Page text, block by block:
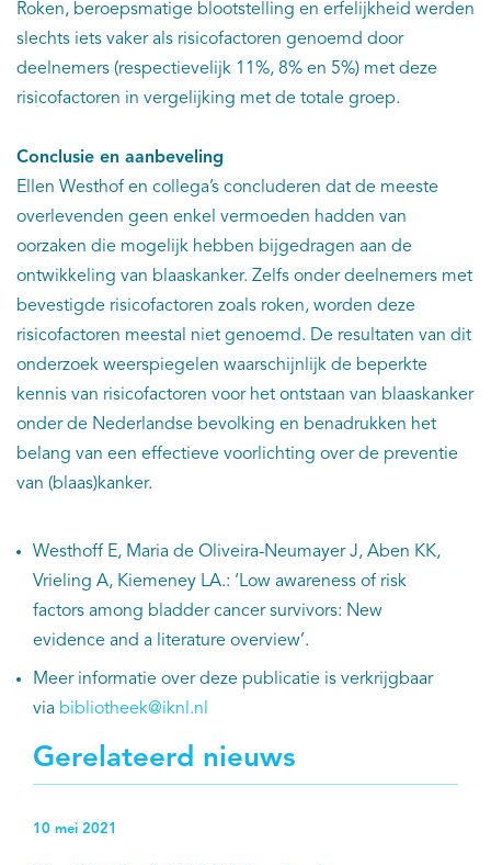
Roken, beroepsmatige blootstelling en erfelijkheid werden
slechts iets vaker als risicofactoren genoemd door
deelnemers (respectievelijk 11%, 8% en 5%) met deze
risicofactoren in vergelijking met de totale groep.
Conclusie en aanbeveling
Ellen Westhof en collega’s concluderen dat de meeste
overlevenden geen enkel vermoeden hadden van
oorzaken die mogelijk hebben bijgedragen aan de
ontwikkeling van blaaskanker. Zelfs onder deelnemers met
bevestigde risicofactoren zoals roken, worden deze
risicofactoren meestal niet genoemd. De resultaten van dit
onderzoek weerspiegelen waarschijnlijk de beperkte
kennis van risicofactoren voor het ontstaan van blaaskanker
onder de Nederlandse bevolking en benadrukken het
belang van een effectieve voorlichting over de preventie
van (blaas)kanker.
Westhoff E, Maria de Oliveira-Neumayer J, Aben KK,
Vrieling A, Kiemeney LA.: ‘Low awareness of risk
factors among bladder cancer survivors: New
evidence and a literature overview’.
Meer informatie over deze publicatie is verkrijgbaar
via bibliotheek@iknl.nl
Gerelateerd nieuws
10 mei 2021